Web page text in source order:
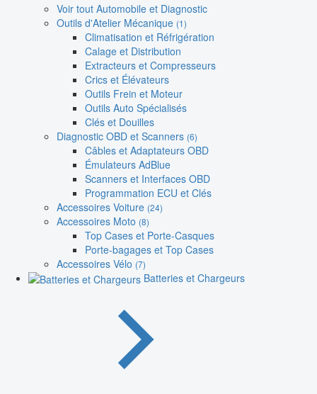
Voir tout Automobile et Diagnostic
Outils d'Atelier Mécanique (1)
Climatisation et Réfrigération
Calage et Distribution
Extracteurs et Compresseurs
Crics et Élévateurs
Outils Frein et Moteur
Outils Auto Spécialisés
Clés et Douilles
Diagnostic OBD et Scanners (6)
Câbles et Adaptateurs OBD
Émulateurs AdBlue
Scanners et Interfaces OBD
Programmation ECU et Clés
Accessoires Voiture (24)
Accessoires Moto (8)
Top Cases et Porte-Casques
Porte-bagages et Top Cases
Accessoires Vélo (7)
Batteries et Chargeurs